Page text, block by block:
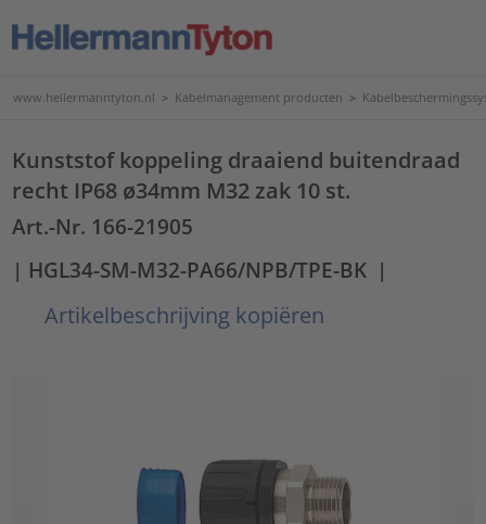
www.hellermanntyton.nl > Kabelmanagement producten >
Kunststof koppeling draaiend buitendraad
recht IP68 ø34mm M32 zak 10 st.
Art.-Nr. 166-21905
| HGL34-SM-M32-PA66/NPB/TPE-BK |
Artikelbeschrijving kopiëren